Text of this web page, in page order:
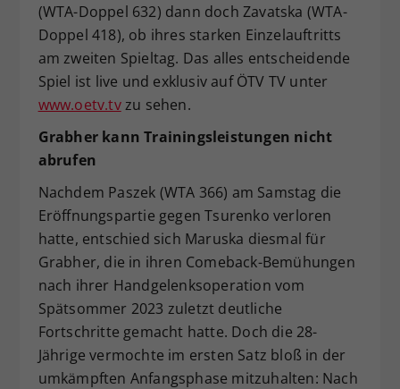
(WTA-Doppel 632) dann doch Zavatska (WTA-
Doppel 418), ob ihres starken Einzelauftritts
am zweiten Spieltag. Das alles entscheidende
Spiel ist live und exklusiv auf ÖTV TV unter
www.oetv.tvzu sehen.
Grabher kann Trainingsleistungen nicht
abrufen
Nachdem Paszek (WTA 366) am Samstag die
Eröffnungspartie gegen Tsurenko verloren
hatte, entschied sich Maruska diesmal für
Grabher, die in ihren Comeback-Bemühungen
nach ihrer Handgelenksoperation vom
Spätsommer 2023 zuletzt deutliche
Fortschritte gemacht hatte. Doch die 28-
Jährige vermochte im ersten Satz bloß in der
umkämpften Anfangsphase mitzuhalten: Nach